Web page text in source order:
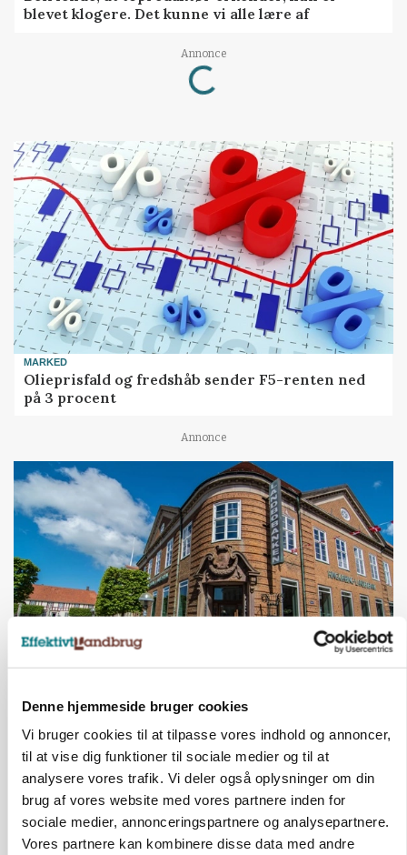
Denne hjemmeside bruger cookies
Vi bruger cookies til at tilpasse vores indhold og annoncer,
til at vise dig funktioner til sociale medier og til at
analysere vores trafik. Vi deler også oplysninger om din
brug af vores website med vores partnere inden for
sociale medier, annonceringspartnere og analysepartnere.
Vores partnere kan kombinere disse data med andre
blevet klogere. Det kunne vi alle lære af
Annonce
Loading...
MARKED
Olieprisfald og fredshåb sender F5-renten ned
på 3 procent
Annonce
Lave grisepriser og nye regler øger landbobanks
forsigtighed
Annonce
BUSINESS
Grambogård får oksekød på menuen hos
københavnsk restaurantkæde